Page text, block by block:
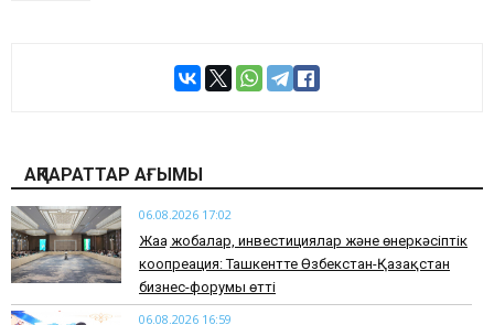
АҚПАРАТТАР АҒЫМЫ
06.08.2026 17:02
Жаңа жобалар, инвестициялар және өнеркәсіптік
коопреация: Ташкентте Өзбекстан-Қазақстан
бизнес-форумы өтті
06.08.2026 16:59